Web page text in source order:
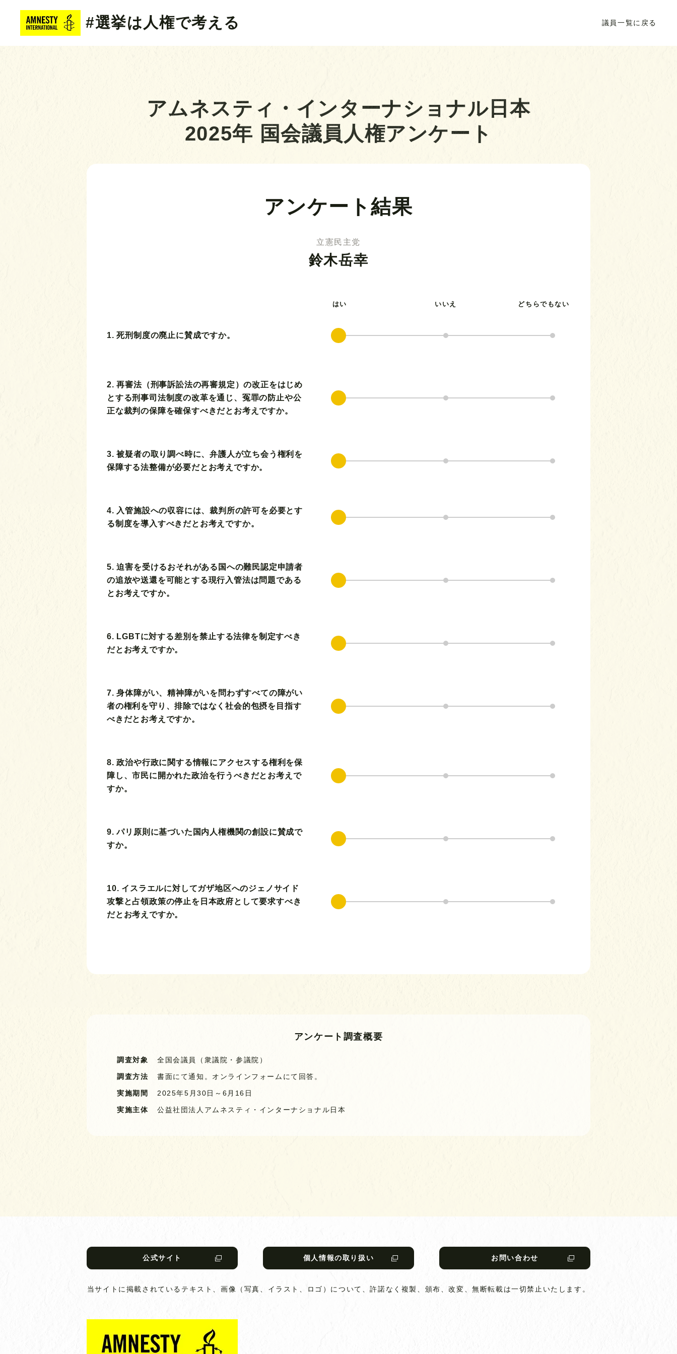
#選挙は人権で考える 議員一覧に戻る
アムネスティ・インターナショナル日本
2025年 国会議員人権アンケート
アンケート結果
立憲民主党
鈴木岳幸
はい いいえ どちらでもない
1. 死刑制度の廃止に賛成ですか。
2. 再審法（刑事訴訟法の再審規定）の改正をはじめ
とする刑事司法制度の改革を通じ、冤罪の防止や公
正な裁判の保障を確保すべきだとお考えですか。
3. 被疑者の取り調べ時に、弁護人が立ち会う権利を
保障する法整備が必要だとお考えですか。
4. 入管施設への収容には、裁判所の許可を必要とす
る制度を導入すべきだとお考えですか。
5. 迫害を受けるおそれがある国への難民認定申請者
の追放や送還を可能とする現行入管法は問題である
とお考えですか。
6. LGBTに対する差別を禁止する法律を制定すべき
だとお考えですか。
7. 身体障がい、精神障がいを問わずすべての障がい
者の権利を守り、排除ではなく社会的包摂を目指す
べきだとお考えですか。
8. 政治や行政に関する情報にアクセスする権利を保
障し、市民に開かれた政治を行うべきだとお考えで
すか。
9. パリ原則に基づいた国内人権機関の創設に賛成で
すか。
10. イスラエルに対してガザ地区へのジェノサイド
攻撃と占領政策の停止を日本政府として要求すべき
だとお考えですか。
アンケート調査概要
調査対象 全国会議員（衆議院・参議院）
調査方法 書面にて通知。オンラインフォームにて回答。
実施期間 2025年5月30日～6月16日
実施主体 公益社団法人 アムネスティ・インターナショナル日本
公式サイト 個人情報の取り扱い お問い合わせ
当サイトに掲載されているテキスト、画像（写真、イラスト、ロゴ）について、許諾なく複製、頒布、改変、無断転載は一切禁止いたします。